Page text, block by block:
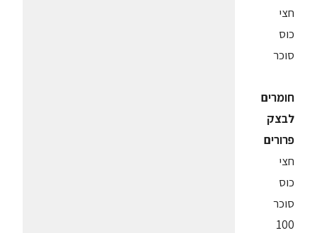
חצי
כוס
סוכר
חומרים
לבצק
פרורים
חצי
כוס
סוכר
100